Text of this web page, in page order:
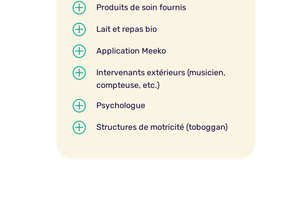
P Produits de soin fournis
P Lait et repas bio
P Application Meeko
P
Intervenants extérieurs (musicien,
compteuse, etc.)
P Psychologue
P Structures de motricité (toboggan)